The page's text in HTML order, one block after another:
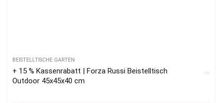
BEISTELLTISCHE GARTEN
+ 15 % Kassenrabatt | Forza Russi Beistelltisch
Outdoor 45x45x40 cm